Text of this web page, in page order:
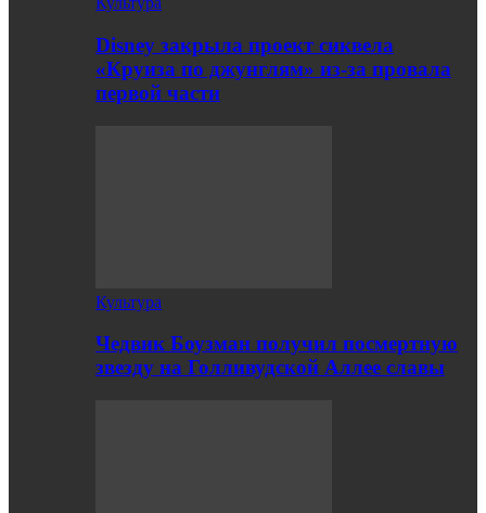
Disney закрыла проект сиквела
«Круиза по джунглям» из-за провала
первой части
Культура
Чедвик Боузман получил посмертную
звезду на Голливудской Аллее славы